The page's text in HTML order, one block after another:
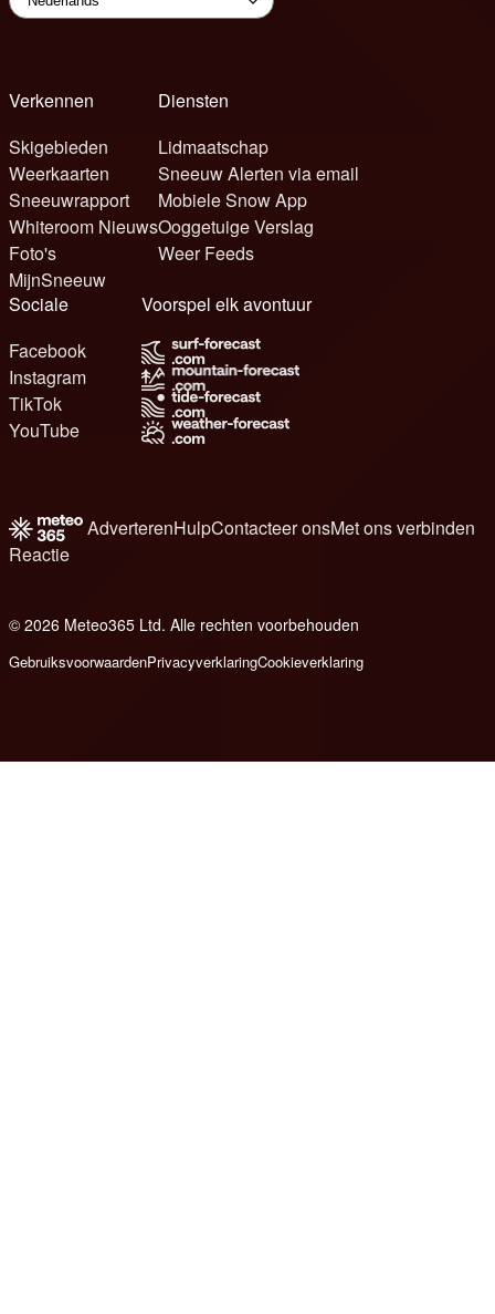
Verkennen
Skigebieden
Weerkaarten
Sneeuwrapport
Whiteroom Nieuws
Foto's
MijnSneeuw
Diensten
Lidmaatschap
Sneeuw Alerten via email
Mobiele Snow App
Ooggetuige Verslag
Weer Feeds
Sociale
Facebook
Instagram
TikTok
YouTube
Voorspel elk avontuur
AdverterenHulpContacteer onsMet ons verbinden
Reactie
© 2026 Meteo365 Ltd. Alle rechten voorbehouden
GebruiksvoorwaardenPrivacyverklaringCookieverklaring